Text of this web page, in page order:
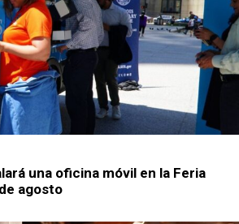
una oficina móvil en la Feria
agosto